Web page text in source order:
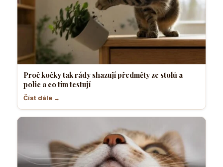
Proč kočky tak rády shazují předměty ze stolů a
polic a co tím testují
Číst dále →